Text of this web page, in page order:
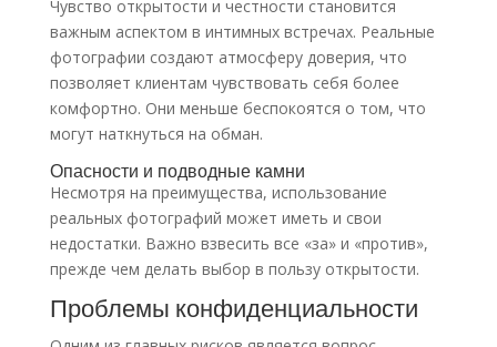
Чувство открытости и честности становится
важным аспектом в интимных встречах. Реальные
фотографии создают атмосферу доверия, что
позволяет клиентам чувствовать себя более
комфортно. Они меньше беспокоятся о том, что
могут наткнуться на обман.
Опасности и подводные камни
Несмотря на преимущества, использование
реальных фотографий может иметь и свои
недостатки. Важно взвесить все «за» и «против»,
прежде чем делать выбор в пользу открытости.
Проблемы конфиденциальности